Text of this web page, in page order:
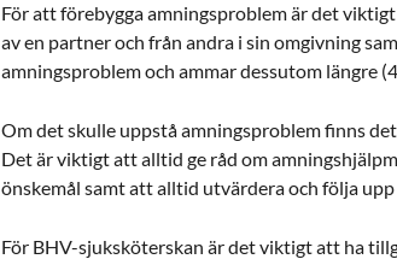
För att förebygga amningsproblem är det
av en partner och från andra i sin omgivning
amningsproblem och ammar dessutom längre
Om det skulle uppstå amningsproblem finns
Det är viktigt att alltid ge råd om
önskemål samt att alltid utvärdera och följa upp
För BHV-sjuksköterskan är det viktigt att ha